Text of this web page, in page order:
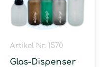
Artikel Nr. 1570
Glas-Dispenser